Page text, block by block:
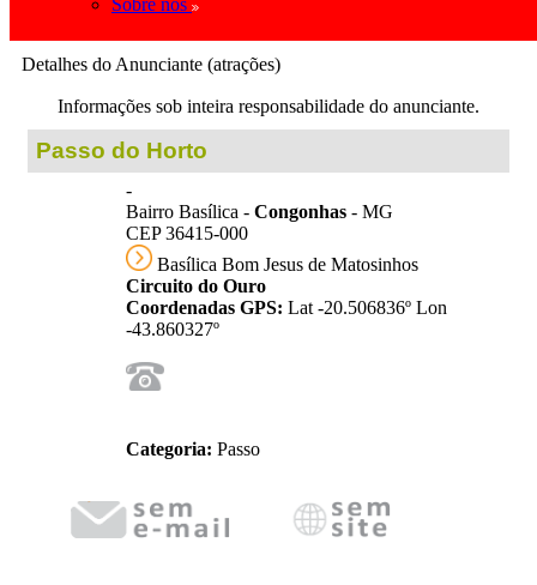
Sobre nós
Detalhes do Anunciante (atrações)
Informações sob inteira responsabilidade do anunciante.
Passo do Horto
-
Bairro Basílica - Congonhas - MG
CEP 36415-000
Basílica Bom Jesus de Matosinhos
Circuito do Ouro
Coordenadas GPS: Lat -20.506836º Lon
-43.860327º
Categoria: Passo